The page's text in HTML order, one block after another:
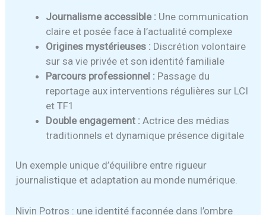
Journalisme accessible : Une communication
claire et posée face à l’actualité complexe
Origines mystérieuses : Discrétion volontaire
sur sa vie privée et son identité familiale
Parcours professionnel : Passage du
reportage aux interventions régulières sur LCI
et TF1
Double engagement : Actrice des médias
traditionnels et dynamique présence digitale
Un exemple unique d’équilibre entre rigueur
journalistique et adaptation au monde numérique.
Nivin Potros : une identité façonnée dans l’ombre